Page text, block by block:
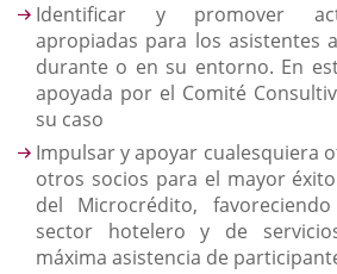
Identificar y promover
apropiadas para los asistentes
durante o en su entorno. En
apoyada por el Comité
su caso
Impulsar y apoyar cualesquiera
otros socios para el mayor
del Microcrédito,
sector hotelero y de
máxima asistencia de